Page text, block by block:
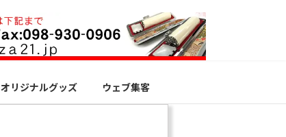
オリジナルグッズ ウェブ集客